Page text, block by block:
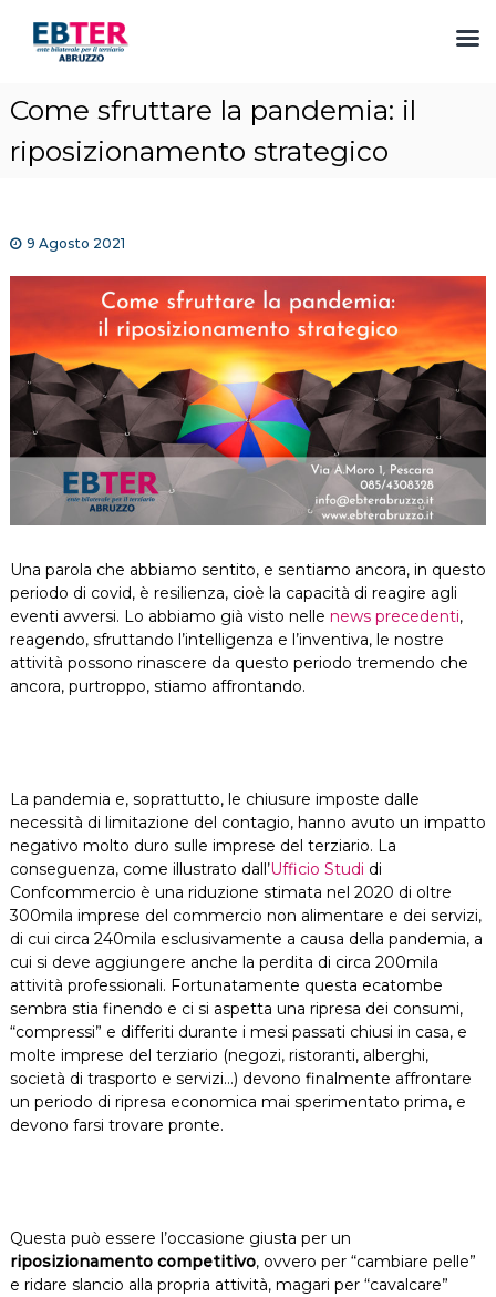
Come sfruttare la pandemia: il
riposizionamento strategico
9 Agosto 2021
Una parola che abbiamo sentito, e sentiamo ancora, in questo
periodo di covid, è resilienza, cioè la capacità di reagire agli
eventi avversi. Lo abbiamo già visto nelle news precedenti,
reagendo, sfruttando l’intelligenza e l’inventiva, le nostre
attività possono rinascere da questo periodo tremendo che
ancora, purtroppo, stiamo affrontando.
La pandemia e, soprattutto, le chiusure imposte dalle
necessità di limitazione del contagio, hanno avuto un impatto
negativo molto duro sulle imprese del terziario. La
conseguenza, come illustrato dall’Ufficio Studi di
Confcommercio è una riduzione stimata nel 2020 di oltre
300mila imprese del commercio non alimentare e dei servizi,
di cui circa 240mila esclusivamente a causa della pandemia, a
cui si deve aggiungere anche la perdita di circa 200mila
attività professionali. Fortunatamente questa ecatombe
sembra stia finendo e ci si aspetta una ripresa dei consumi,
“compressi” e differiti durante i mesi passati chiusi in casa, e
molte imprese del terziario (negozi, ristoranti, alberghi,
società di trasporto e servizi…) devono finalmente affrontare
un periodo di ripresa economica mai sperimentato prima, e
devono farsi trovare pronte.
Questa può essere l’occasione giusta per un
riposizionamento competitivo, ovvero per “cambiare pelle”
e ridare slancio alla propria attività, magari per “cavalcare”